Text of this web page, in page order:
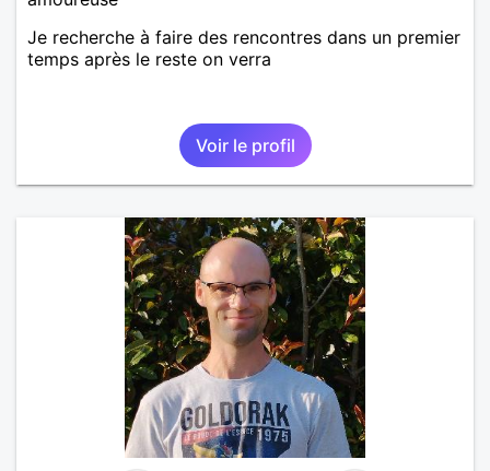
Je recherche à faire des rencontres dans un premier
temps après le reste on verra
Voir le profil